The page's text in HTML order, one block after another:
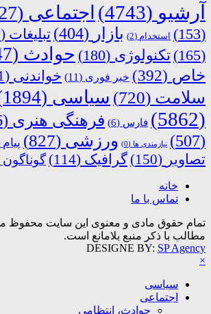
آرشیو (4743) اجتماعی (2727)
(153)
استخدام (2) بازار (404) تبلیغات (123)
(165)
تکنولوژی (180) حوادث (2347)
خاص (392) خبر فوری (11) خواندنی (151)
سلامت (720) سیاسی (1894)
(5862)
فارس (6) فرهنگی هنری (486)
(507)
نیازمندی ها (0) ورزشی (827) پیام
تصاویر (150) گرافیک (114) گوناگون
خانه
تماس با ما
تمام حقوق مادی و معنوی این سایت محفوظ می
مطالب با ذکر منبع بلامانع است.
DESIGNE BY: SP Agency
×
سیاسی
اجتماعی
حوادث، انتظامی